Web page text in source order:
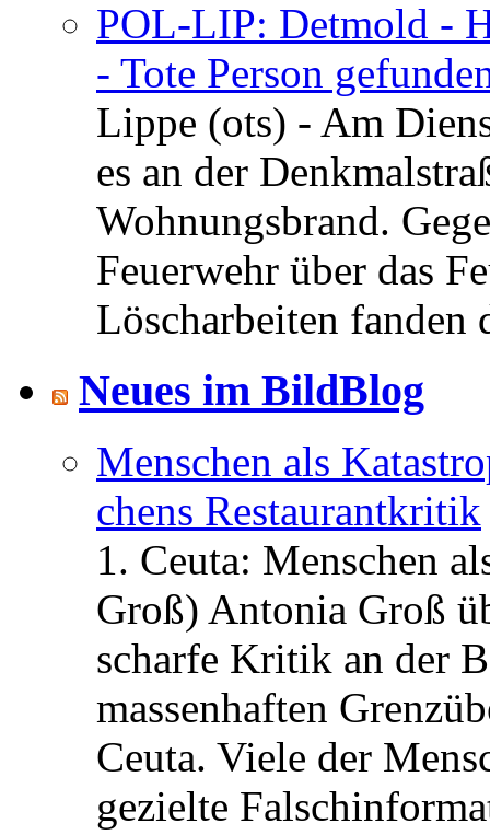
POL-LIP: Detmold -
- Tote Person
Lippe (ots) - Am
es an der
Wohnungsbrand.
Feuerwehr über das
Löscharbeiten fanden
Neues im BildBlog
Menschen als
chens Restau­rant­kritik
1. Ceuta: Menschen
Groß) Antonia Groß
scharfe Kritik an der
massenhaften
Ceuta. Viele der
gezielte